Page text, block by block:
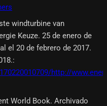
windturbine van
Keuze. 25 de enero de
el 20 de febrero de 2017.
:
http://
World Book. Archivado